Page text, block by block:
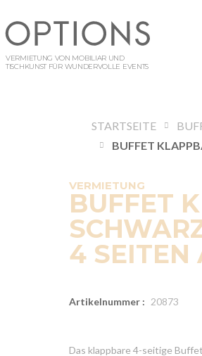
VERMIETUNG VON MOBILIAR UND
TISCHKUNST FÜR WUNDERVOLLE EVENTS
STARTSEITE
VERMIETUNG
BUFFET
4 SEITEN
Artikelnummer : 20873
Das klappbare 4-seitige